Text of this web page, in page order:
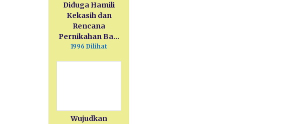
Diduga Hamili
Kekasih dan
Rencana
Pernikahan Ba…
1996 Dilihat
Wujudkan